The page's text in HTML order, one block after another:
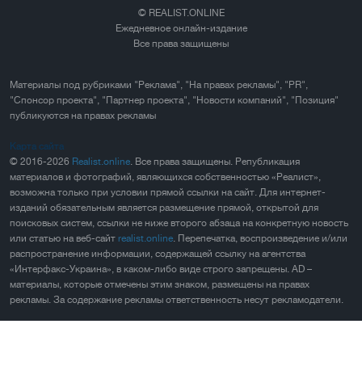
© REALIST.ONLINE
Ежедневное онлайн-издание
Все права защищены
Материалы под рубриками "Реклама", "На правах рекламы", "PR",
"Спонсор проекта", "Партнер проекта", "Новости компаний", "Позиция"
публикуются на правах рекламы
Карта сайта
© 2016-2026 Realist.online. Все права защищены. Републикация
материалов и фотографий, являющихся собственностью «Реалист»,
возможна только при условии прямой ссылки на сайт. Для интернет-
изданий обязательным является размещение прямой, открытой для
поисковых систем, ссылки не ниже второго абзаца на конкретную новость
или статью на веб-сайт realist.online. Перепечатка, воспроизведение и/или
распространение информации, содержащей ссылку на агентства
«Интерфакс-Украина», в каком-либо виде строго запрещены. AD –
материалы, которые отмечены этим знаком, размещены на правах
рекламы. За содержание рекламы ответственность несут рекламодатели.